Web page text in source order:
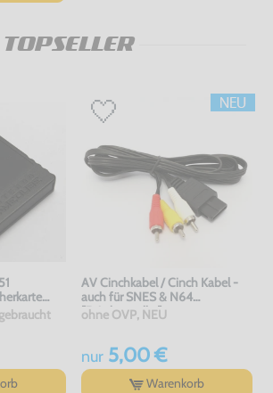
TOPSELLER
AV Cinchkabel / Cinch Kabel -
auch für SNES & N64
[Dritthersteller]
ohne OVP, NEU
nur5,00 €
Warenkorb